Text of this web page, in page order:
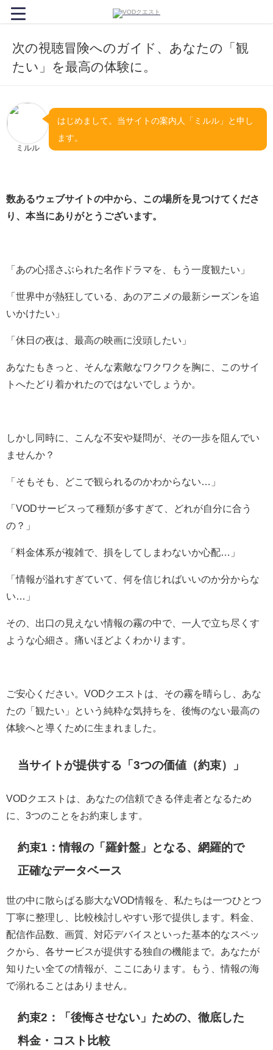
次の視聴冒険へのガイド、あなたの「観
たい」を最高の体験に。
ミルル
はじめまして。当サイトの案内人「ミルル」と申し
ます。
数あるウェブサイトの中から、この場所を見つけてくださ
り、本当にありがとうございます。
「あの心揺さぶられた名作ドラマを、もう一度観たい」
「世界中が熱狂している、あのアニメの最新シーズンを追
いかけたい」
「休日の夜は、最高の映画に没頭したい」
あなたもきっと、そんな素敵なワクワクを胸に、このサイ
トへたどり着かれたのではないでしょうか。
しかし同時に、こんな不安や疑問が、その一歩を阻んでい
ませんか？
「そもそも、どこで観られるのかわからない…」
「VODサービスって種類が多すぎて、どれが自分に合う
の？」
「料金体系が複雑で、損をしてしまわないか心配…」
「情報が溢れすぎていて、何を信じればいいのか分からな
い…」
その、出口の見えない情報の霧の中で、一人で立ち尽くす
ような心細さ。痛いほどよくわかります。
ご安心ください。VODクエストは、その霧を晴らし、あな
たの「観たい」という純粋な気持ちを、後悔のない最高の
体験へと導くために生まれました。
当サイトが提供する「3つの価値（約束）」
VODクエストは、あなたの信頼できる伴走者となるため
に、3つのことをお約束します。
約束1：情報の「羅針盤」となる、網羅的で
正確なデータベース
世の中に散らばる膨大なVOD情報を、私たちは一つひとつ
丁寧に整理し、比較検討しやすい形で提供します。料金、
配信作品数、画質、対応デバイスといった基本的なスペッ
クから、各サービスが提供する独自の機能まで。あなたが
知りたい全ての情報が、ここにあります。もう、情報の海
で溺れることはありません。
約束2：「後悔させない」ための、徹底した
料金・コスト比較